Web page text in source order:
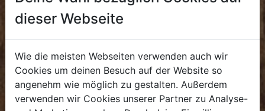
Kundenservice
Fr: 8.00 - 15.00 Uhr
.dieBiokiste@biohof.at
.+43 7272 2597
dieser Webseite
Wie die meisten Webseiten verwenden auch wir
Cookies um deinen Besuch auf der Website so
angenehm wie möglich zu gestalten. Außerdem
verwenden wir Cookies unserer Partner zu Analyse-